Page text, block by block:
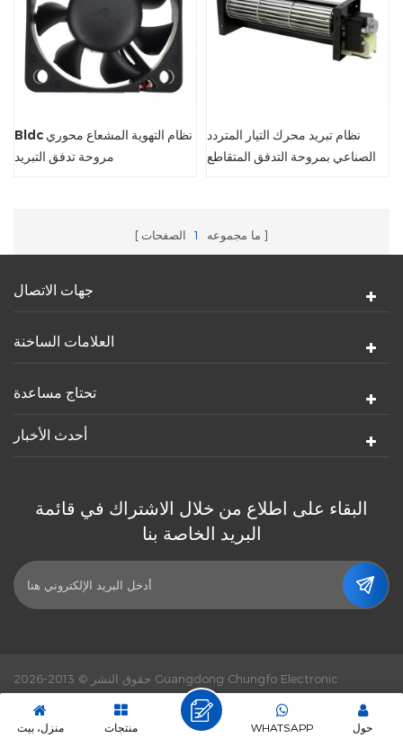
Bldc نظام التهوية المشعاع محوري
مروحة تدفق التبريد
نظام تبريد محرك التيار المتردد
الصناعي بمروحة التدفق المتقاطع
ما مجموعه 1 الصفحات
جهات الاتصال
العلامات الساخنة
تحتاج مساعدة
أحدث الأخبار
البقاء على اطلاع من خلال الاشتراك في قائمة
البريد الخاصة بنا
حقوق النشر © 2013-2026 Guangdong Chungfo Electronic
خريطة الموقع XML سياسة خاصة | دعم شبكة IPv6. منزل، بيت منتجات حول WHATSAPP